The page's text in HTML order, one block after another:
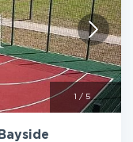
/ 5